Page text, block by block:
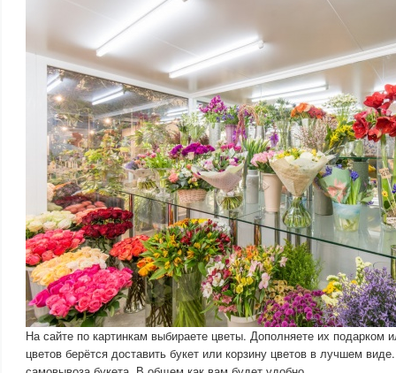
На сайте по картинкам выбираете цветы. Дополняете их подарком
цветов берётся доставить букет или корзину цветов в лучшем